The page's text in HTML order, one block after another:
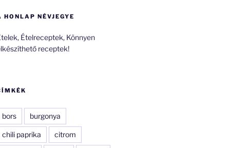
HONLAP NÉVJEGYE
Ételreceptek, Könnyen
receptek!
bors burgonya
chili paprika citrom